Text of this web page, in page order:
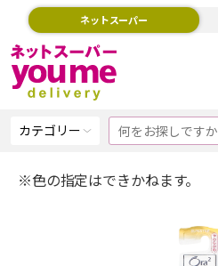
ネットスーパー
カテゴリー
※色の指定はできかねます。